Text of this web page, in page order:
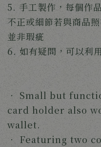
5. 手工製作，每個作
不正或細節若與商品
並非瑕疵
6. 如有疑問，可以利
‧ Small but
card holder also
wallet.
‧ Featuring two